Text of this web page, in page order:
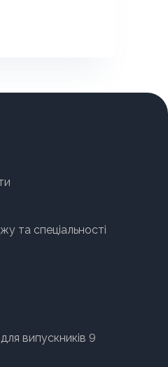
та спеціальності
випускників 9